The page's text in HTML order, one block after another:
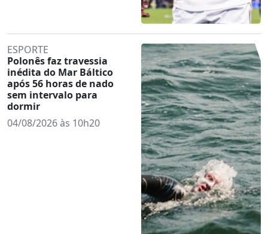
ESPORTE
Polonês faz travessia
inédita do Mar Báltico
após 56 horas de nado
sem intervalo para
dormir
04/08/2026 às 10h20